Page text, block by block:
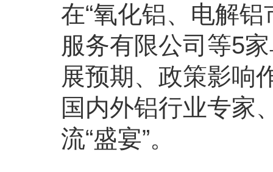
在“氧化铝、电解
服务有限公司等5
展预期、政策影响
国内外铝行业专家
流“盛宴”。